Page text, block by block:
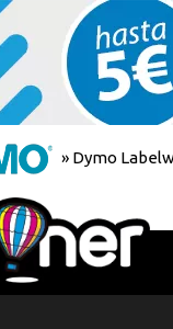
» Dymo